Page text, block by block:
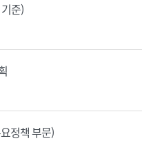
준)
정책 부문)